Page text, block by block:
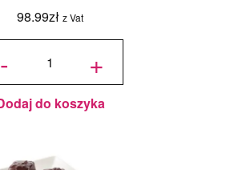
98.99zł z Vat
-
3D
- śr. - +
do koszyka